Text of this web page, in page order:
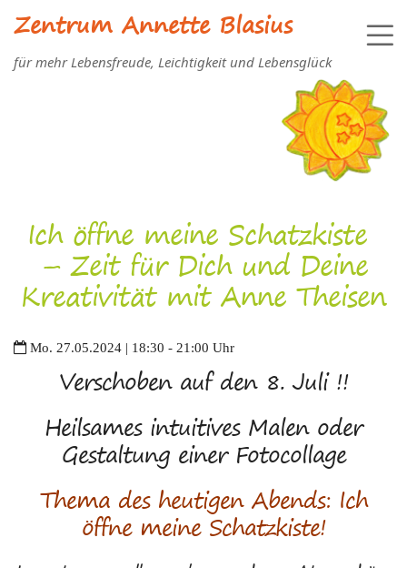
Zentrum Annette Blasius
für mehr Lebensfreude, Leichtigkeit und Lebensglück
Ich öffne meine Schatzkiste
– Zeit für Dich und Deine
Kreativität mit Anne Theisen
Mo. 27.05.2024 | 18:30 - 21:00 Uhr
Verschoben auf den 8. Juli !!
Heilsames intuitives Malen oder
Gestaltung einer Fotocollage
Thema des heutigen Abends: Ich
öffne meine Schatzkiste!